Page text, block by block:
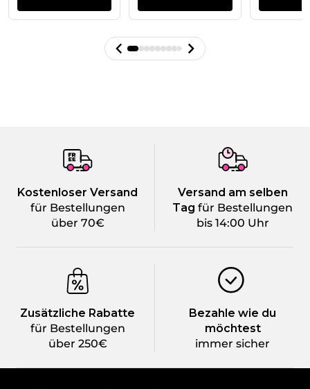
Kostenloser Versand
für Bestellungen
über 70€
Versand am selben
Tag für Bestellungen
bis 14:00 Uhr
Zusätzliche Rabatte
für Bestellungen
über 250€
Bezahle wie du
möchtest
immer sicher